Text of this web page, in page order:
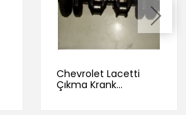
Chevrolet Lacetti
Çıkma Krank